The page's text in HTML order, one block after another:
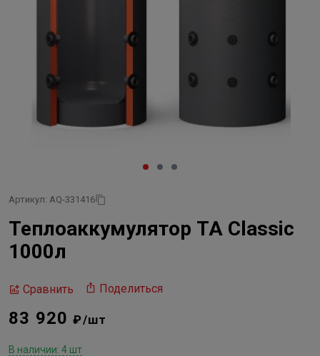
Артикул: AQ-331416
Теплоаккумулятор TA Classic
1000л
Сравнить Поделиться
83 920₽/шт
В наличии: 4 шт